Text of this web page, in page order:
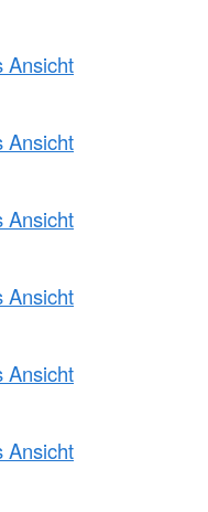
Ansicht
Ansicht
Ansicht
Ansicht
Ansicht
Ansicht